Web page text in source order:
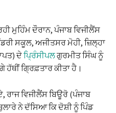
ਮੁਹਿੰਮ ਦੌਰਾਨ, ਪੰਜਾਬ ਵਿਜੀਲੈਂਸ
ਸਕੂਲ, ਅਜੀਤਸਰ ਮੋਹੀ, ਜ਼ਿਲ੍ਹਾ
ਦੇਪ੍ਰਿੰਸੀਪਲਗੁਰਮੀਤ ਸਿੰਘ ਨੂੰ
ਗ੍ਰਿਫ਼ਤਾਰ ਕੀਤਾ ਹੈ।
ਰਾਜ ਵਿਜੀਲੈਂਸ ਬਿਊਰੋ (ਪੰਜਾਬ
ਨੇ ਦੱਸਿਆ ਕਿ ਦੋਸ਼ੀ ਨੂੰ ਪਿੰਡ